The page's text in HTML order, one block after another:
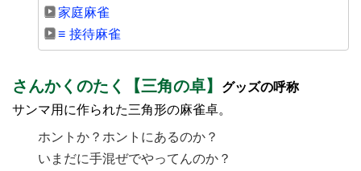
家庭麻雀
≡ 接待麻雀
さんかくのたく【三角の卓】 グッズの呼称
サンマ用に作られた三角形の麻雀卓。
ホントか？ホントにあるのか？
いまだに手混ぜでやってんのか？